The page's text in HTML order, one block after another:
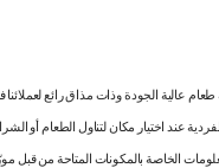
عالية الجودة وذات مذاق رائع
عند اختيار مكان لتناول الطعام أو
الخاصة بالمكونات المتاحة من قبل